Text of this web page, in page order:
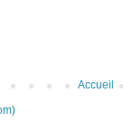
Accueil